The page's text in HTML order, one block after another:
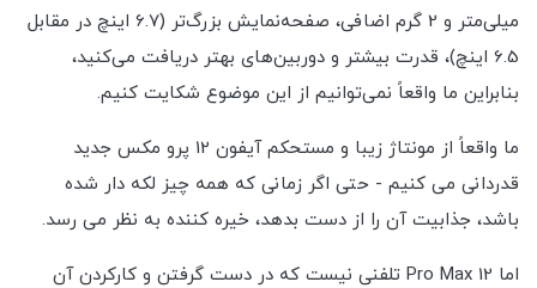
میلی‌متر و 2 گرم اضافی، صفحه‌نمایش بزرگ‌تر (6.7 اینچ در مقابل
6.5 اینچ)، قدرت بیشتر و دوربین‌های بهتر دریافت می‌کنید،
بنابراین ما واقعاً نمی‌توانیم از این موضوع شکایت کنیم.
ما واقعاً از مونتاژ زیبا و مستحکم آیفون 12 پرو مکس جدید
قدردانی می کنیم - حتی اگر زمانی که همه چیز لکه دار شده
باشد، جذابیت آن را از دست بدهد، خیره کننده به نظر می رسد.
اما 12 Pro Max تلفنی نیست که در دست گرفتن و کارکردن آن